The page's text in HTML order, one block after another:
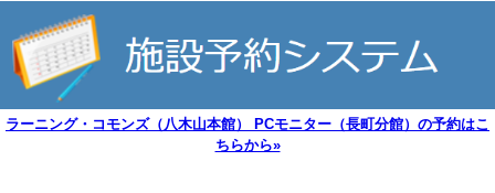
ラーニング・コモンズ（八木山本館） PCモニター（長町分館）の予約はこ
ちらから»